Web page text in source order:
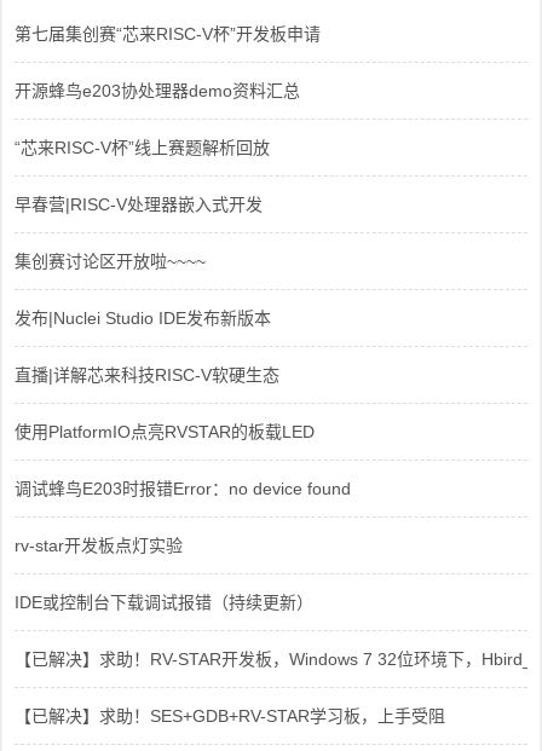
第七届集创赛“芯来RISC-V杯”开发板申请
开源蜂鸟e203协处理器demo资料汇总
“芯来RISC-V杯”线上赛题解析回放
早春营|RISC-V处理器嵌入式开发
集创赛讨论区开放啦~~~~
发布|Nuclei Studio IDE发布新版本
直播|详解芯来科技RISC-V软硬生态
使用PlatformIO点亮RVSTAR的板载LED
调试蜂鸟E203时报错Error：no device found
rv-star开发板点灯实验
IDE或控制台下载调试报错（持续更新）
【已解决】求助！RV-STAR开发板，Windows 7 32位环境下，
【已解决】求助！SES+GDB+RV-STAR学习板，上手受阻